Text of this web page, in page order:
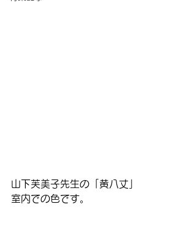
山下芙美子先生の「黄八丈」
室内での色です。